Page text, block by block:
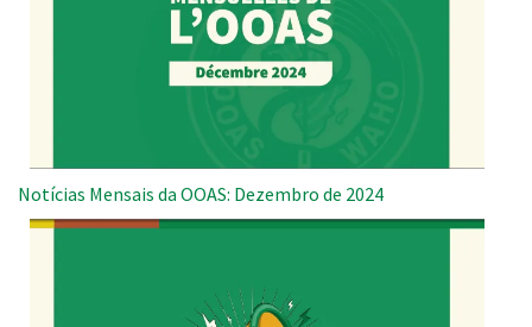
Notícias Mensais da OOAS: Dezembro de 2024